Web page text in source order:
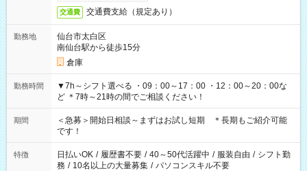
交通費 交通費支給（規定あり）
勤務地
仙台市太白区
南仙台駅から徒歩15分
倉庫
勤務時間
▼7h～シフト選べる ・09：00～17：00 ・12：00～20：00な
ど ＊7時～21時の間でご相談ください！
期間
＜急募＞開始日相談～まずはお試し短期 ＊長期もご紹介可能
です！
特徴 日払いOK / 履歴書不要 / 40～50代活躍中 / 服装自由 / シフト勤
務 / 10名以上の大量募集 / パソコンスキル不要